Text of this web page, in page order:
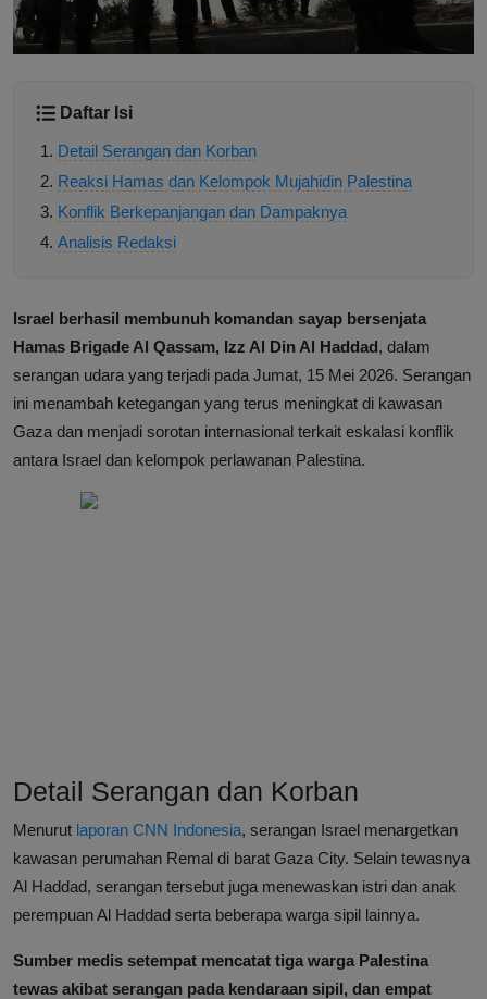
Daftar Isi
Detail Serangan dan Korban
Reaksi Hamas dan Kelompok Mujahidin Palestina
Konflik Berkepanjangan dan Dampaknya
Analisis Redaksi
Israel berhasil membunuh komandan sayap bersenjata
Hamas Brigade Al Qassam, Izz Al Din Al Haddad, dalam
serangan udara yang terjadi pada Jumat, 15 Mei 2026. Serangan
ini menambah ketegangan yang terus meningkat di kawasan
Gaza dan menjadi sorotan internasional terkait eskalasi konflik
antara Israel dan kelompok perlawanan Palestina.
Detail Serangan dan Korban
Menurut laporan CNN Indonesia, serangan Israel menargetkan
kawasan perumahan Remal di barat Gaza City. Selain tewasnya
Al Haddad, serangan tersebut juga menewaskan istri dan anak
perempuan Al Haddad serta beberapa warga sipil lainnya.
Sumber medis setempat mencatat tiga warga Palestina
tewas akibat serangan pada kendaraan sipil, dan empat